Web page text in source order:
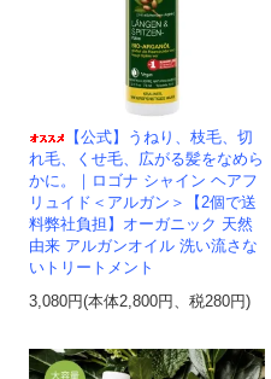
【公式】うねり、枝毛、切
れ毛、くせ毛、広がる髪をなめら
かに。｜ロゴナ シャイン ヘアフ
リュイド＜アルガン＞【2個で送
料弊社負担】オーガニック 天然
由来 アルガンオイル 洗い流さな
いトリートメント
3,080円(本体2,800円、税280円)